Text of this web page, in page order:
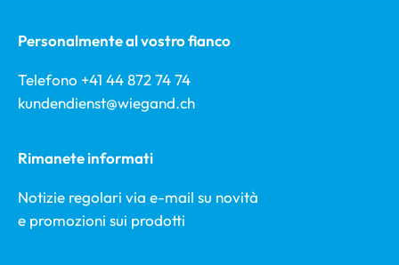
Personalmente al vostro fianco
Telefono +41 44 872 74 74
kundendienst@wiegand.ch
Rimanete informati
Notizie regolari via e-mail su novità
e promozioni sui prodotti